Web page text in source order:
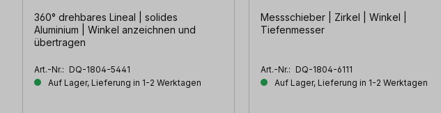
360° drehbares Lineal | solides
Aluminium | Winkel anzeichnen und
übertragen
Art.-Nr.: DQ-1804-5441
Auf Lager, Lieferung in 1-2 Werktagen
Messschieber | Zirkel | Winkel |
Tiefenmesser
Art.-Nr.: DQ-1804-6111
Auf Lager, Lieferung in 1-2 Werktagen